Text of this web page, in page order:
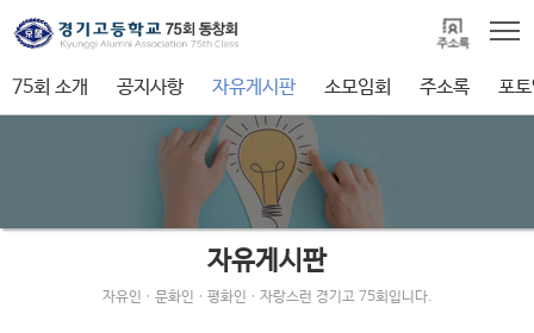
75회 소개 공지사항 자유게시판 소모임회 주소록 포
자유게시판
자유인ㆍ문화인ㆍ평화인ㆍ자랑스런 경기고 75회입니다.